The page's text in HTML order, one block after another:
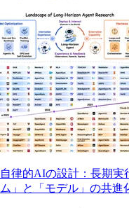
自律的AIの設計：長期実
ム」と「モデル」の共進